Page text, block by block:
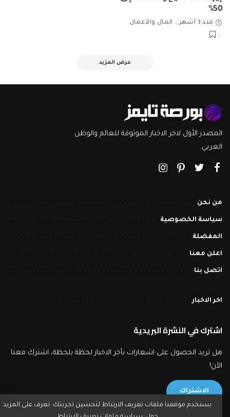
50%
منذ 3 أشهر المال والأعمال
عرض المزيد
المصدر الأول لاخر الاخبار الموثوقة للعالم والوطن
العربي.
من نحن
سياسة الخصوصية
المفضلة
اعلن معنا
اتصل بنا
اخر الاخبار
اشترك في النشرة البريدية
هل تريد الحصول على اشعارات بآخر الاخبار لحظة بلحظة، اشترك معنا
الآن!
الاشتراك
يستخدم موقعنا ملفات تعريف الارتباط لتحسين تجربتك. تعرف على المزيد